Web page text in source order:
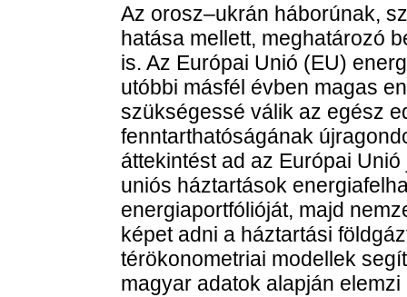
Az orosz–ukrán háborúnak,
hatása mellett, meghatározó
is. Az Európai Unió (EU)
utóbbi másfél évben magas
szükségessé válik az egész
fenntarthatóságának
áttekintést ad az Európai
uniós háztartások
energiaportfólióját, majd
képet adni a háztartási
térökonometriai modellek
magyar adatok alapján